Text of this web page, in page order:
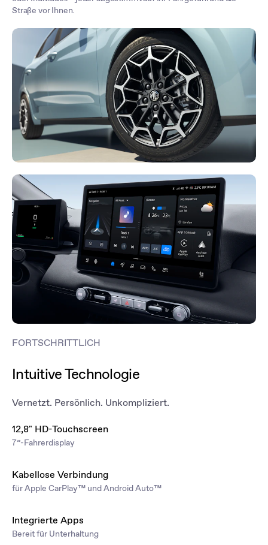
Straße vor Ihnen.
FORTSCHRITTLICH
Intuitive Technologie
Vernetzt. Persönlich. Unkompliziert.
12,8" HD-Touchscreen
7”-Fahrerdisplay
Kabellose Verbindung
für Apple CarPlay™ und Android Auto™
Integrierte Apps
Bereit für Unterhaltung